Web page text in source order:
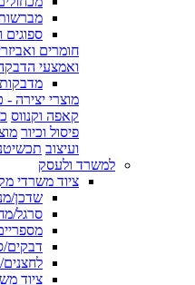
ספוגים
חומרים
ואמצעי
מוצרי יצירה -
קאפה וקנווס
פיסול וכיור
ועיצוב
למשרד ולעסק
ציוד משרדי
שדכן/
סרגל/
דבקים/
ציוד